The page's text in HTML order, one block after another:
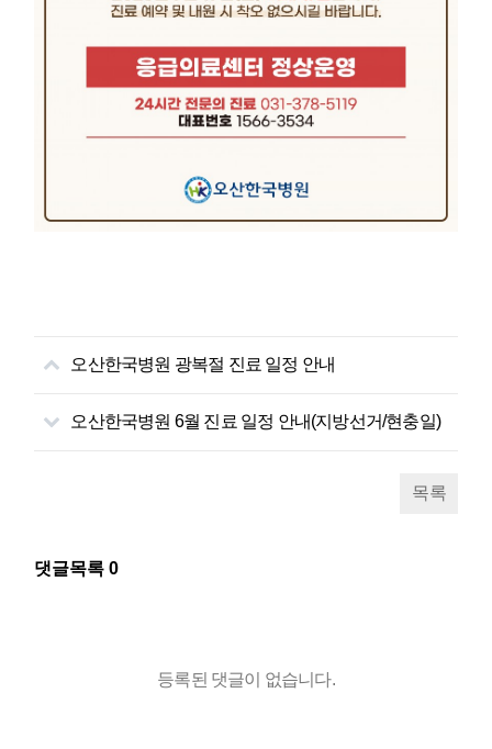
오산한국병원 광복절 진료 일정 안내
오산한국병원 6월 진료 일정 안내(지방선거/현충일)
목록
댓글목록0
등록된 댓글이 없습니다.